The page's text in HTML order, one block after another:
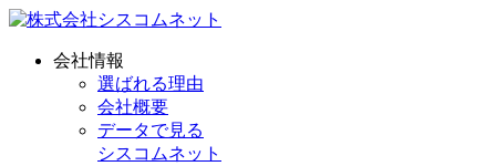
会社情報
選ばれる理由
会社概要
データで見る
シスコムネット